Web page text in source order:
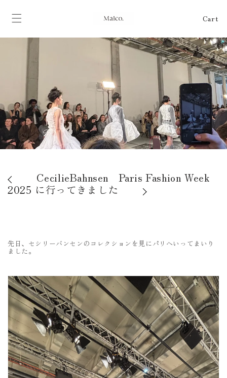
Cart
Cart
CecilieBahnsen Paris Fashion Week
2025 に行ってきました
先日、セシリーバンセンのコレクションを見にパリへいってまいり
ました。